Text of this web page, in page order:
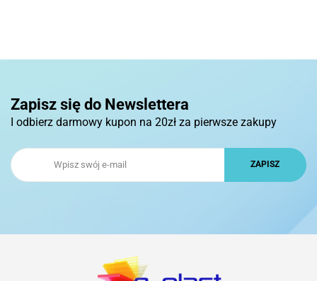
Zapisz się do Newslettera
I odbierz darmowy kupon na 20zł za pierwsze zakupy